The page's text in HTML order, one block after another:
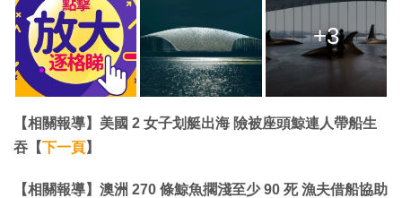
+3
【相關報導】美國 2 女子划艇出海 險被座頭鯨連人帶船生
吞【下一頁】
【相關報導】澳洲 270 條鯨魚擱淺至少 90 死 漁夫借船協助